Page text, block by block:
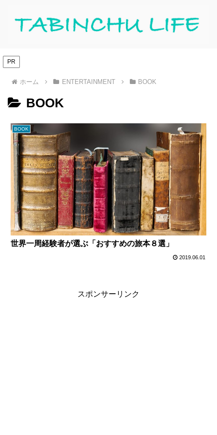
PR
ホーム ENTERTAINMENT BOOK
BOOK
BOOK
世界一周経験者が選ぶ「おすすめの旅本８選」
2019.06.01
スポンサーリンク